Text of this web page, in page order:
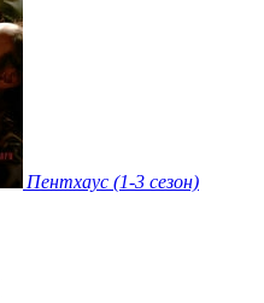
Пентхаус (1-3 сезон)